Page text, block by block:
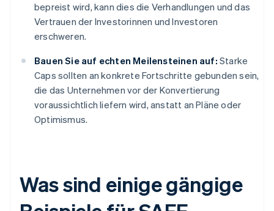
bepreist wird, kann dies die Verhandlungen und das
Vertrauen der Investorinnen und Investoren
erschweren.
Bauen Sie auf echten Meilensteinen auf: Starke
Caps sollten an konkrete Fortschritte gebunden sein,
die das Unternehmen vor der Konvertierung
voraussichtlich liefern wird, anstatt an Pläne oder
Optimismus.
Was sind einige gängige